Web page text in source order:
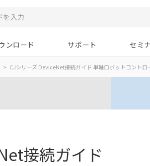
ンロード サポート セミナ
CJシリーズ DeviceNet接続ガイド 単軸ロボットコントロ
接続ガイド